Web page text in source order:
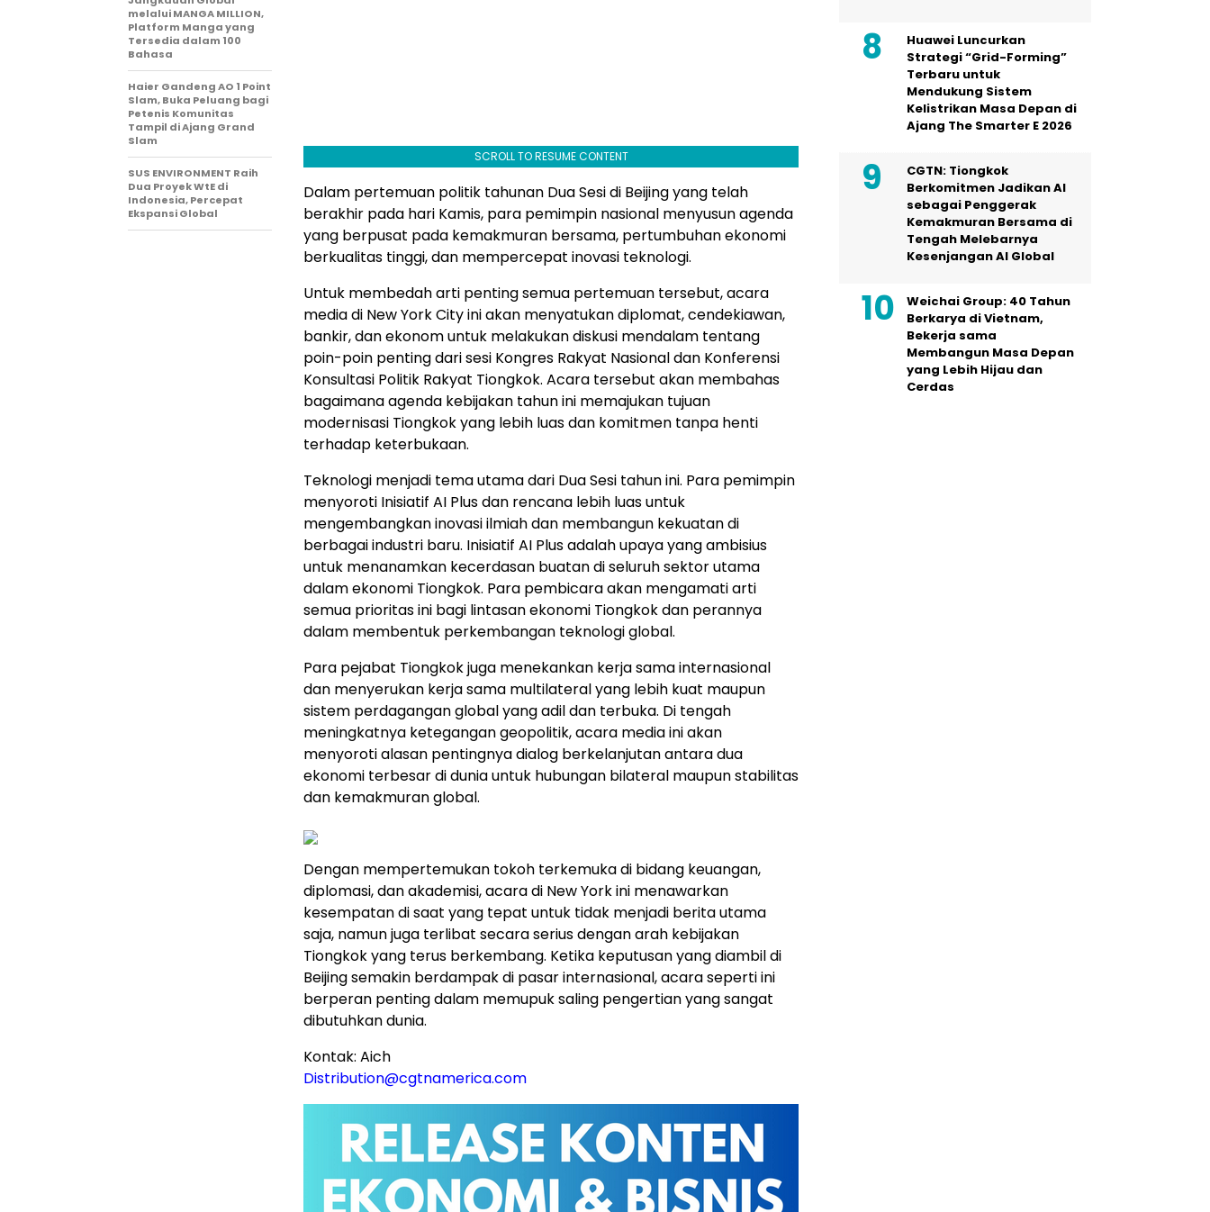
SCROLL TO RESUME CONTENT
Dalam pertemuan politik tahunan Dua Sesi di Beijing yang telah
berakhir pada hari Kamis, para pemimpin nasional menyusun agenda
yang berpusat pada kemakmuran bersama, pertumbuhan ekonomi
berkualitas tinggi, dan mempercepat inovasi teknologi.
Untuk membedah arti penting semua pertemuan tersebut, acara
media di New York City ini akan menyatukan diplomat, cendekiawan,
bankir, dan ekonom untuk melakukan diskusi mendalam tentang
poin-poin penting dari sesi Kongres Rakyat Nasional dan Konferensi
Konsultasi Politik Rakyat Tiongkok. Acara tersebut akan membahas
bagaimana agenda kebijakan tahun ini memajukan tujuan
modernisasi Tiongkok yang lebih luas dan komitmen tanpa henti
terhadap keterbukaan.
Teknologi menjadi tema utama dari Dua Sesi tahun ini. Para pemimpin
menyoroti Inisiatif AI Plus dan rencana lebih luas untuk
mengembangkan inovasi ilmiah dan membangun kekuatan di
berbagai industri baru. Inisiatif AI Plus adalah upaya yang ambisius
untuk menanamkan kecerdasan buatan di seluruh sektor utama
dalam ekonomi Tiongkok. Para pembicara akan mengamati arti
semua prioritas ini bagi lintasan ekonomi Tiongkok dan perannya
dalam membentuk perkembangan teknologi global.
Para pejabat Tiongkok juga menekankan kerja sama internasional
dan menyerukan kerja sama multilateral yang lebih kuat maupun
sistem perdagangan global yang adil dan terbuka. Di tengah
meningkatnya ketegangan geopolitik, acara media ini akan
menyoroti alasan pentingnya dialog berkelanjutan antara dua
ekonomi terbesar di dunia untuk hubungan bilateral maupun stabilitas
dan kemakmuran global.
Dengan mempertemukan tokoh terkemuka di bidang keuangan,
diplomasi, dan akademisi, acara di New York ini menawarkan
kesempatan di saat yang tepat untuk tidak menjadi berita utama
saja, namun juga terlibat secara serius dengan arah kebijakan
Tiongkok yang terus berkembang. Ketika keputusan yang diambil di
Beijing semakin berdampak di pasar internasional, acara seperti ini
berperan penting dalam memupuk saling pengertian yang sangat
dibutuhkan dunia.
Kontak: Aich
Distribution@cgtnamerica.com
melalui MANGA MILLION,
Platform Manga yang
Tersedia dalam 100
Bahasa
Haier Gandeng AO 1 Point
Slam, Buka Peluang bagi
Petenis Komunitas
Tampil di Ajang Grand
Slam
SUS ENVIRONMENT Raih
Dua Proyek WtE di
Indonesia, Percepat
Ekspansi Global
Huawei Luncurkan
Strategi “Grid-Forming”
Terbaru untuk
Mendukung Sistem
Kelistrikan Masa Depan di
Ajang The Smarter E 2026
CGTN: Tiongkok
Berkomitmen Jadikan AI
sebagai Penggerak
Kemakmuran Bersama di
Tengah Melebarnya
Kesenjangan AI Global
Weichai Group: 40 Tahun
Berkarya di Vietnam,
Bekerja sama
Membangun Masa Depan
yang Lebih Hijau dan
Cerdas